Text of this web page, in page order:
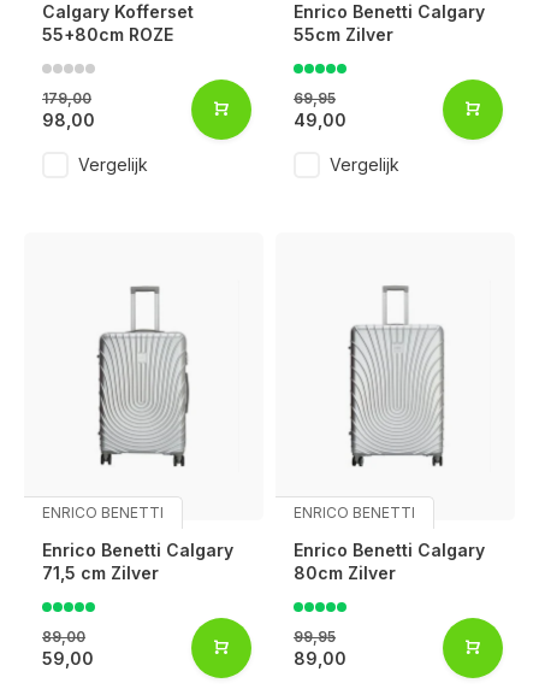
Calgary Kofferset
55+80cm ROZE
179,00
98,00
Vergelijk
Enrico Benetti Calgary
55cm Zilver
69,95
49,00
Vergelijk
ENRICO BENETTI
Enrico Benetti Calgary
71,5 cm Zilver
89,00
59,00
ENRICO BENETTI
Enrico Benetti Calgary
80cm Zilver
99,95
89,00